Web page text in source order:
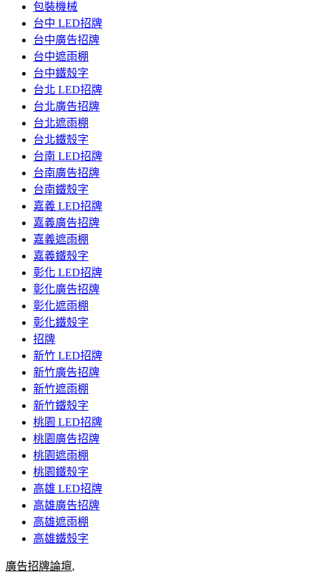
包裝機械
台中 LED招牌
台中廣告招牌
台中遮雨棚
台中鐵殼字
台北 LED招牌
台北廣告招牌
台北遮雨棚
台北鐵殼字
台南 LED招牌
台南廣告招牌
台南鐵殼字
嘉義 LED招牌
嘉義廣告招牌
嘉義遮雨棚
嘉義鐵殼字
彰化 LED招牌
彰化廣告招牌
彰化遮雨棚
彰化鐵殼字
招牌
新竹 LED招牌
新竹廣告招牌
新竹遮雨棚
新竹鐵殼字
桃園 LED招牌
桃園廣告招牌
桃園遮雨棚
桃園鐵殼字
高雄 LED招牌
高雄廣告招牌
高雄遮雨棚
高雄鐵殼字
廣告招牌論壇,